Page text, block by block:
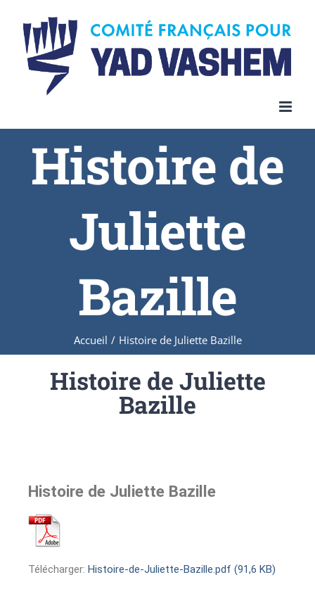
Histoire de
Juliette
Bazille
Accueil / Histoire de Juliette Bazille
Histoire de Juliette
Bazille
Histoire de Juliette Bazille
Télécharger: Histoire-de-Juliette-Bazille.pdf (91,6 KB)